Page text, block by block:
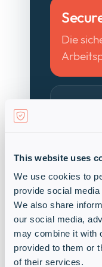
This website uses
We use cookies to
provide social
We also share
our social media,
may combine it with
provided to them or
of their services.
Die
IGEL
von